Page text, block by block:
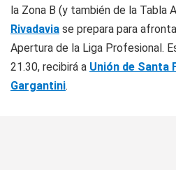
la Zona B (y también de la Tabla
Rivadavia se prepara para
Apertura de la Liga Profesional.
21.30, recibirá a Unión de Santa
Gargantini.